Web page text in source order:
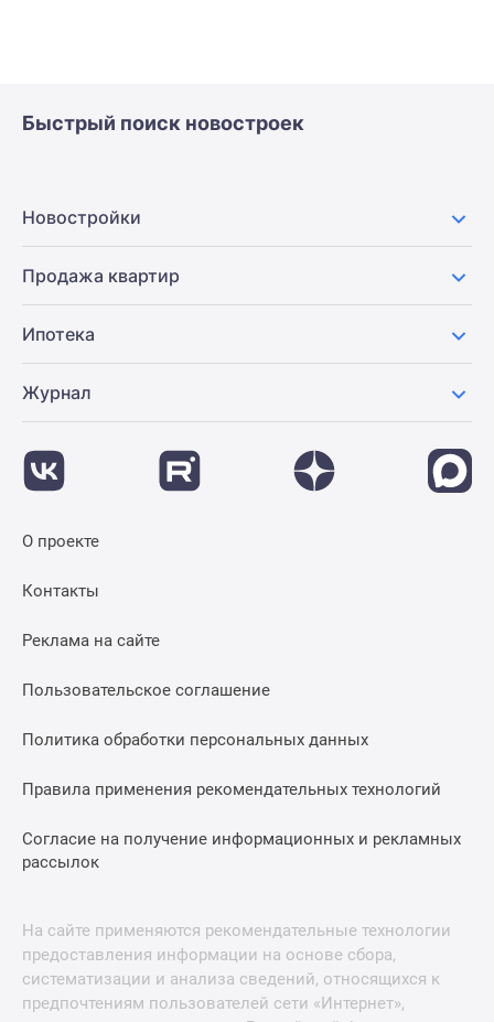
Быстрый поиск новостроек
Новостройки
Продажа квартир
Ипотека
Журнал
О проекте
Контакты
Реклама на сайте
Пользовательское соглашение
Политика обработки персональных данных
Правила применения рекомендательных технологий
Согласие на получение информационных и рекламных
рассылок
На сайте применяются рекомендательные технологии
предоставления информации на основе сбора,
систематизации и анализа сведений, относящихся к
предпочтениям пользователей сети «Интернет»,